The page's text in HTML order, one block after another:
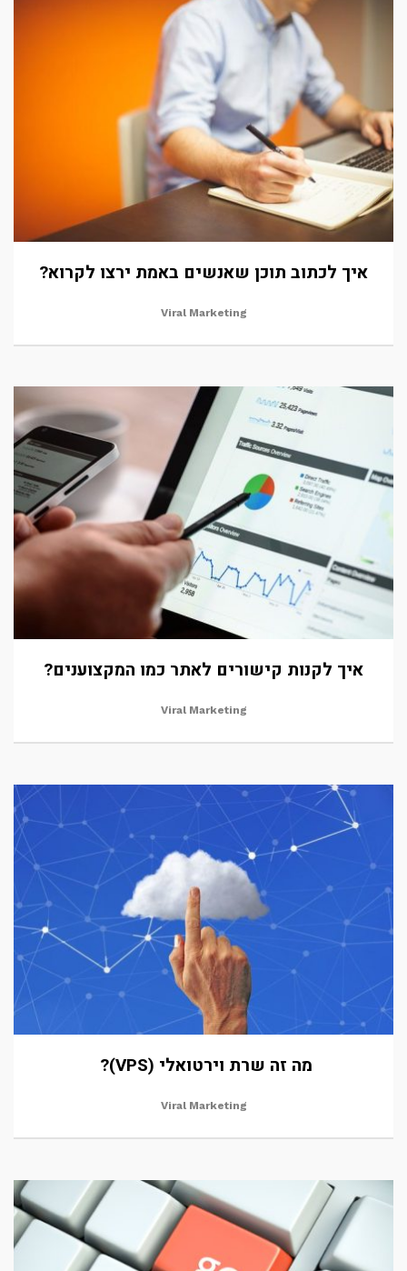
איך לכתוב תוכן שאנשים באמת ירצו לקרוא?
Viral Marketing
איך לקנות קישורים לאתר כמו המקצוענים?
Viral Marketing
מה זה שרת וירטואלי (VPS)?
Viral Marketing